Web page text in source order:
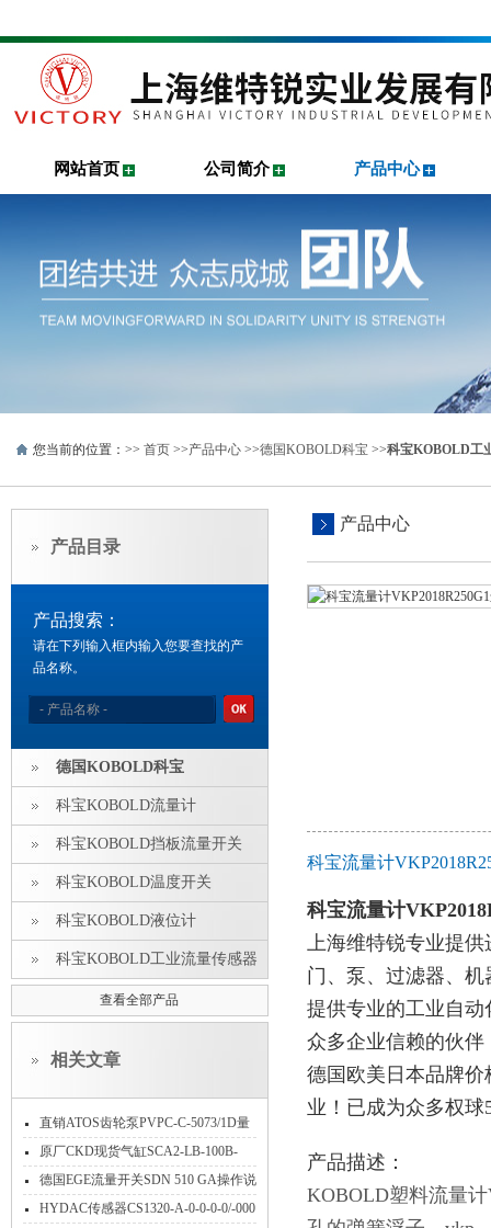
网站首页 公司简介 产品中心
您当前的位置：>> 首页 >>产品中心 >>德国KOBOLD科宝 >>科宝KOBOLD工
产品目录
产品搜索：
请在下列输入框内输入您要查找的产
品名称。
德国KOBOLD科宝
科宝KOBOLD流量计
科宝KOBOLD挡板流量开关
科宝KOBOLD温度开关
科宝KOBOLD液位计
科宝KOBOLD工业流量传感器
查看全部产品
相关文章
直销ATOS齿轮泵PVPC-C-5073/1D量
大优惠
原厂CKD现货气缸SCA2-LB-100B-
800应用场景
德国EGE流量开关SDN 510 GA操作说
明
HYDAC传感器CS1320-A-0-0-0-0/-000
产品中心
科宝流量计
科宝流量计
上海维特锐专业提
门、泵、过滤器、
提供专业的工业自
众多企业信赖的伙伴
德国欧美日本品牌
业！已成为众多权
产品描述：
KOBOLD塑料流量